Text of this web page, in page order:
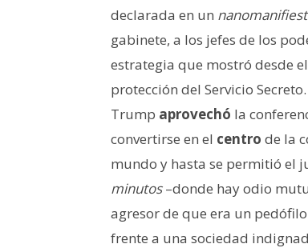
declarada en un
gabinete, a los jefes de los
estrategia que mostró desde
protección del Servicio
Trump aprovechó la
convertirse en el centro de la
mundo y hasta se permitió el
minutos–donde hay odio
agresor de que era un
frente a una sociedad